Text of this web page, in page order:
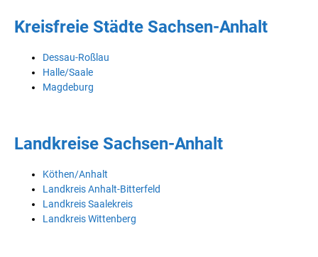
Kreisfreie Städte Sachsen-Anhalt
Dessau-Roßlau
Halle/Saale
Magdeburg
Landkreise Sachsen-Anhalt
Köthen/Anhalt
Landkreis Anhalt-Bitterfeld
Landkreis Saalekreis
Landkreis Wittenberg